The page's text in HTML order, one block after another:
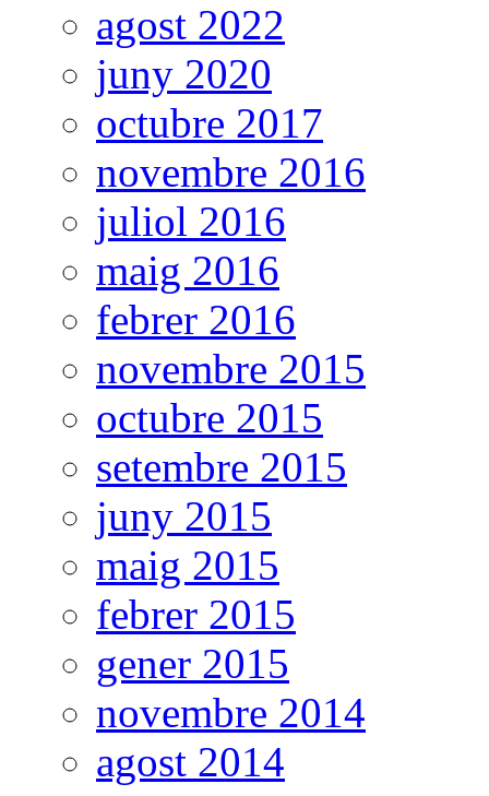
agost 2022
juny 2020
octubre 2017
novembre 2016
juliol 2016
maig 2016
febrer 2016
novembre 2015
octubre 2015
setembre 2015
juny 2015
maig 2015
febrer 2015
gener 2015
novembre 2014
agost 2014